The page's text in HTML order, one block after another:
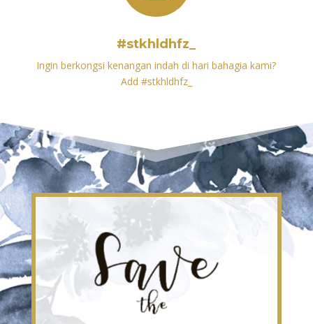
#stkhldhfz_
Ingin berkongsi kenangan indah di hari bahagia kami?
Add #stkhldhfz_